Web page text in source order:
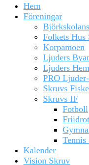
Hem
Föreningar
Folkets Hus
Korpamoen
Ljuders
Ljuders
PRO
Skruvs
Skruvs IF
Fotboll
Tennis
Kalender
Vision Skruv